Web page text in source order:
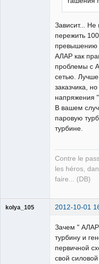
Зависит... Не
пережить
превышению
АЛАР как
проблемы с
сетью. Лучше
заказчика,
напряжения
В вашем
паровую
турбине.
Contre le
les héros,
faire... (DB)
kolya_105 2012-10-01
Зачем " АЛАР
турбину и
первичной
свой